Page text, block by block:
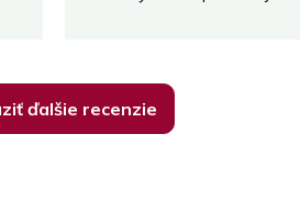
ďalšie recenzie